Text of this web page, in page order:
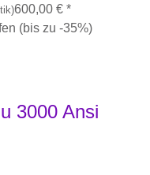
600,00 € *
(bis zu -35%)
3000 Ansi